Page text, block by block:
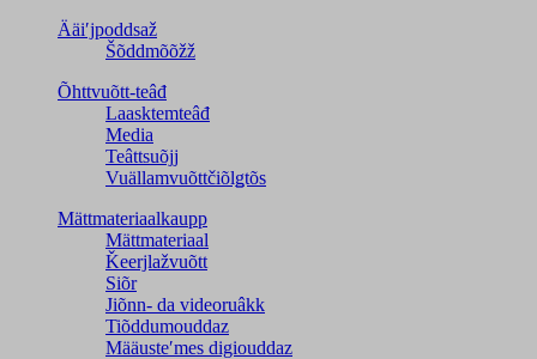
Ääiʹjpoddsaž
Šõddmõõžž
Õhttvuõtt-teâđ
Laasktemteâđ
Media
Teâttsuõjj
Vuällamvuõttčiõlǥtõs
Mättmateriaalkaupp
Mättmateriaal
Ǩeerjlažvuõtt
Siõr
Jiõnn- da videoruâkk
Tiõddumouddaz
Määusteʹmes digiouddaz